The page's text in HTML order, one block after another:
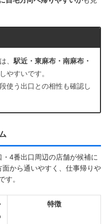
、 駅近・東麻布・南麻布・
やすいです。
使う出口との相性も確認し
4番出口周辺の店舗が候補に
から通いやすく、仕事帰りや
す。
特徴